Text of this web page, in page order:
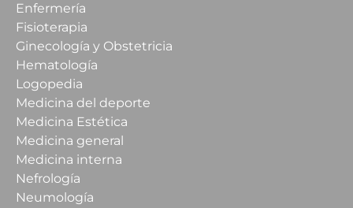
Enfermería
Fisioterapia
Ginecología y Obstetricia
Hematología
Logopedia
Medicina del deporte
Medicina Estética
Medicina general
Medicina interna
Nefrología
Neumología